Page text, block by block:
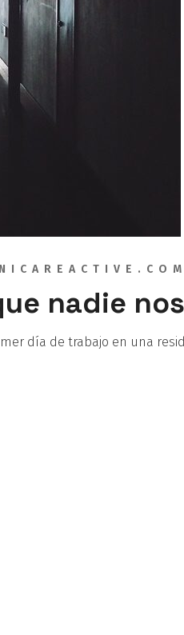
nadie
día de trabajo en una